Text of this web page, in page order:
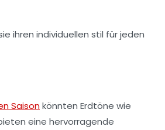
Saisonkönnten Erdtöne wie
eine hervorragende